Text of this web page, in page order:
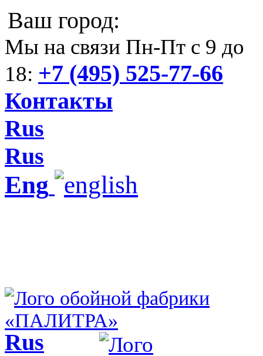
Ваш город:
Мы на связи Пн-Пт с 9 до
18: +7 (495) 525-77-66
Контакты
Rus
Rus
Eng
Rus